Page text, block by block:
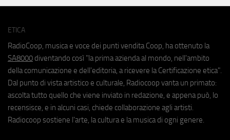
ETICA
RadioCoop, musica e voce dei punti vendita Coop, ha ottenuto la
SA8000 diventando così "la prima azienda al mondo, nell'ambito
della comunicazione e dell'editoria, a ricevere la Certificazione etica".
Dal punto di vista artistico e culturale, Radiocoop vanta un primato:
ascolta tutto quello che viene inviato in redazione, e appena può, lo
recensisce, e in alcuni casi, chiede collaborazione agli artisti.
Radiocoop sostiene l'arte, la cultura e la musica di ogni genere.